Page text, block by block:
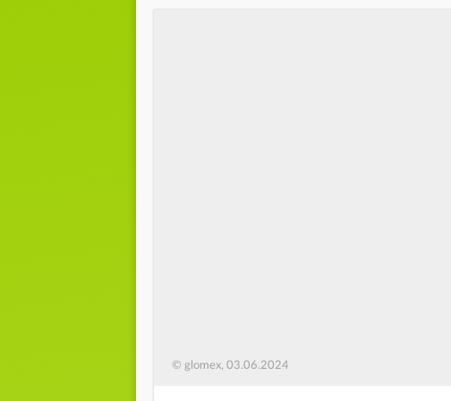
© glomex, 03.06.2024